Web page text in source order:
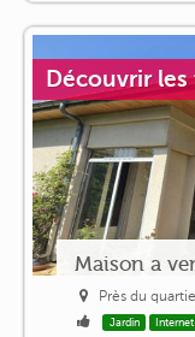
Découvrir les
Maison a
Près du
Jardin